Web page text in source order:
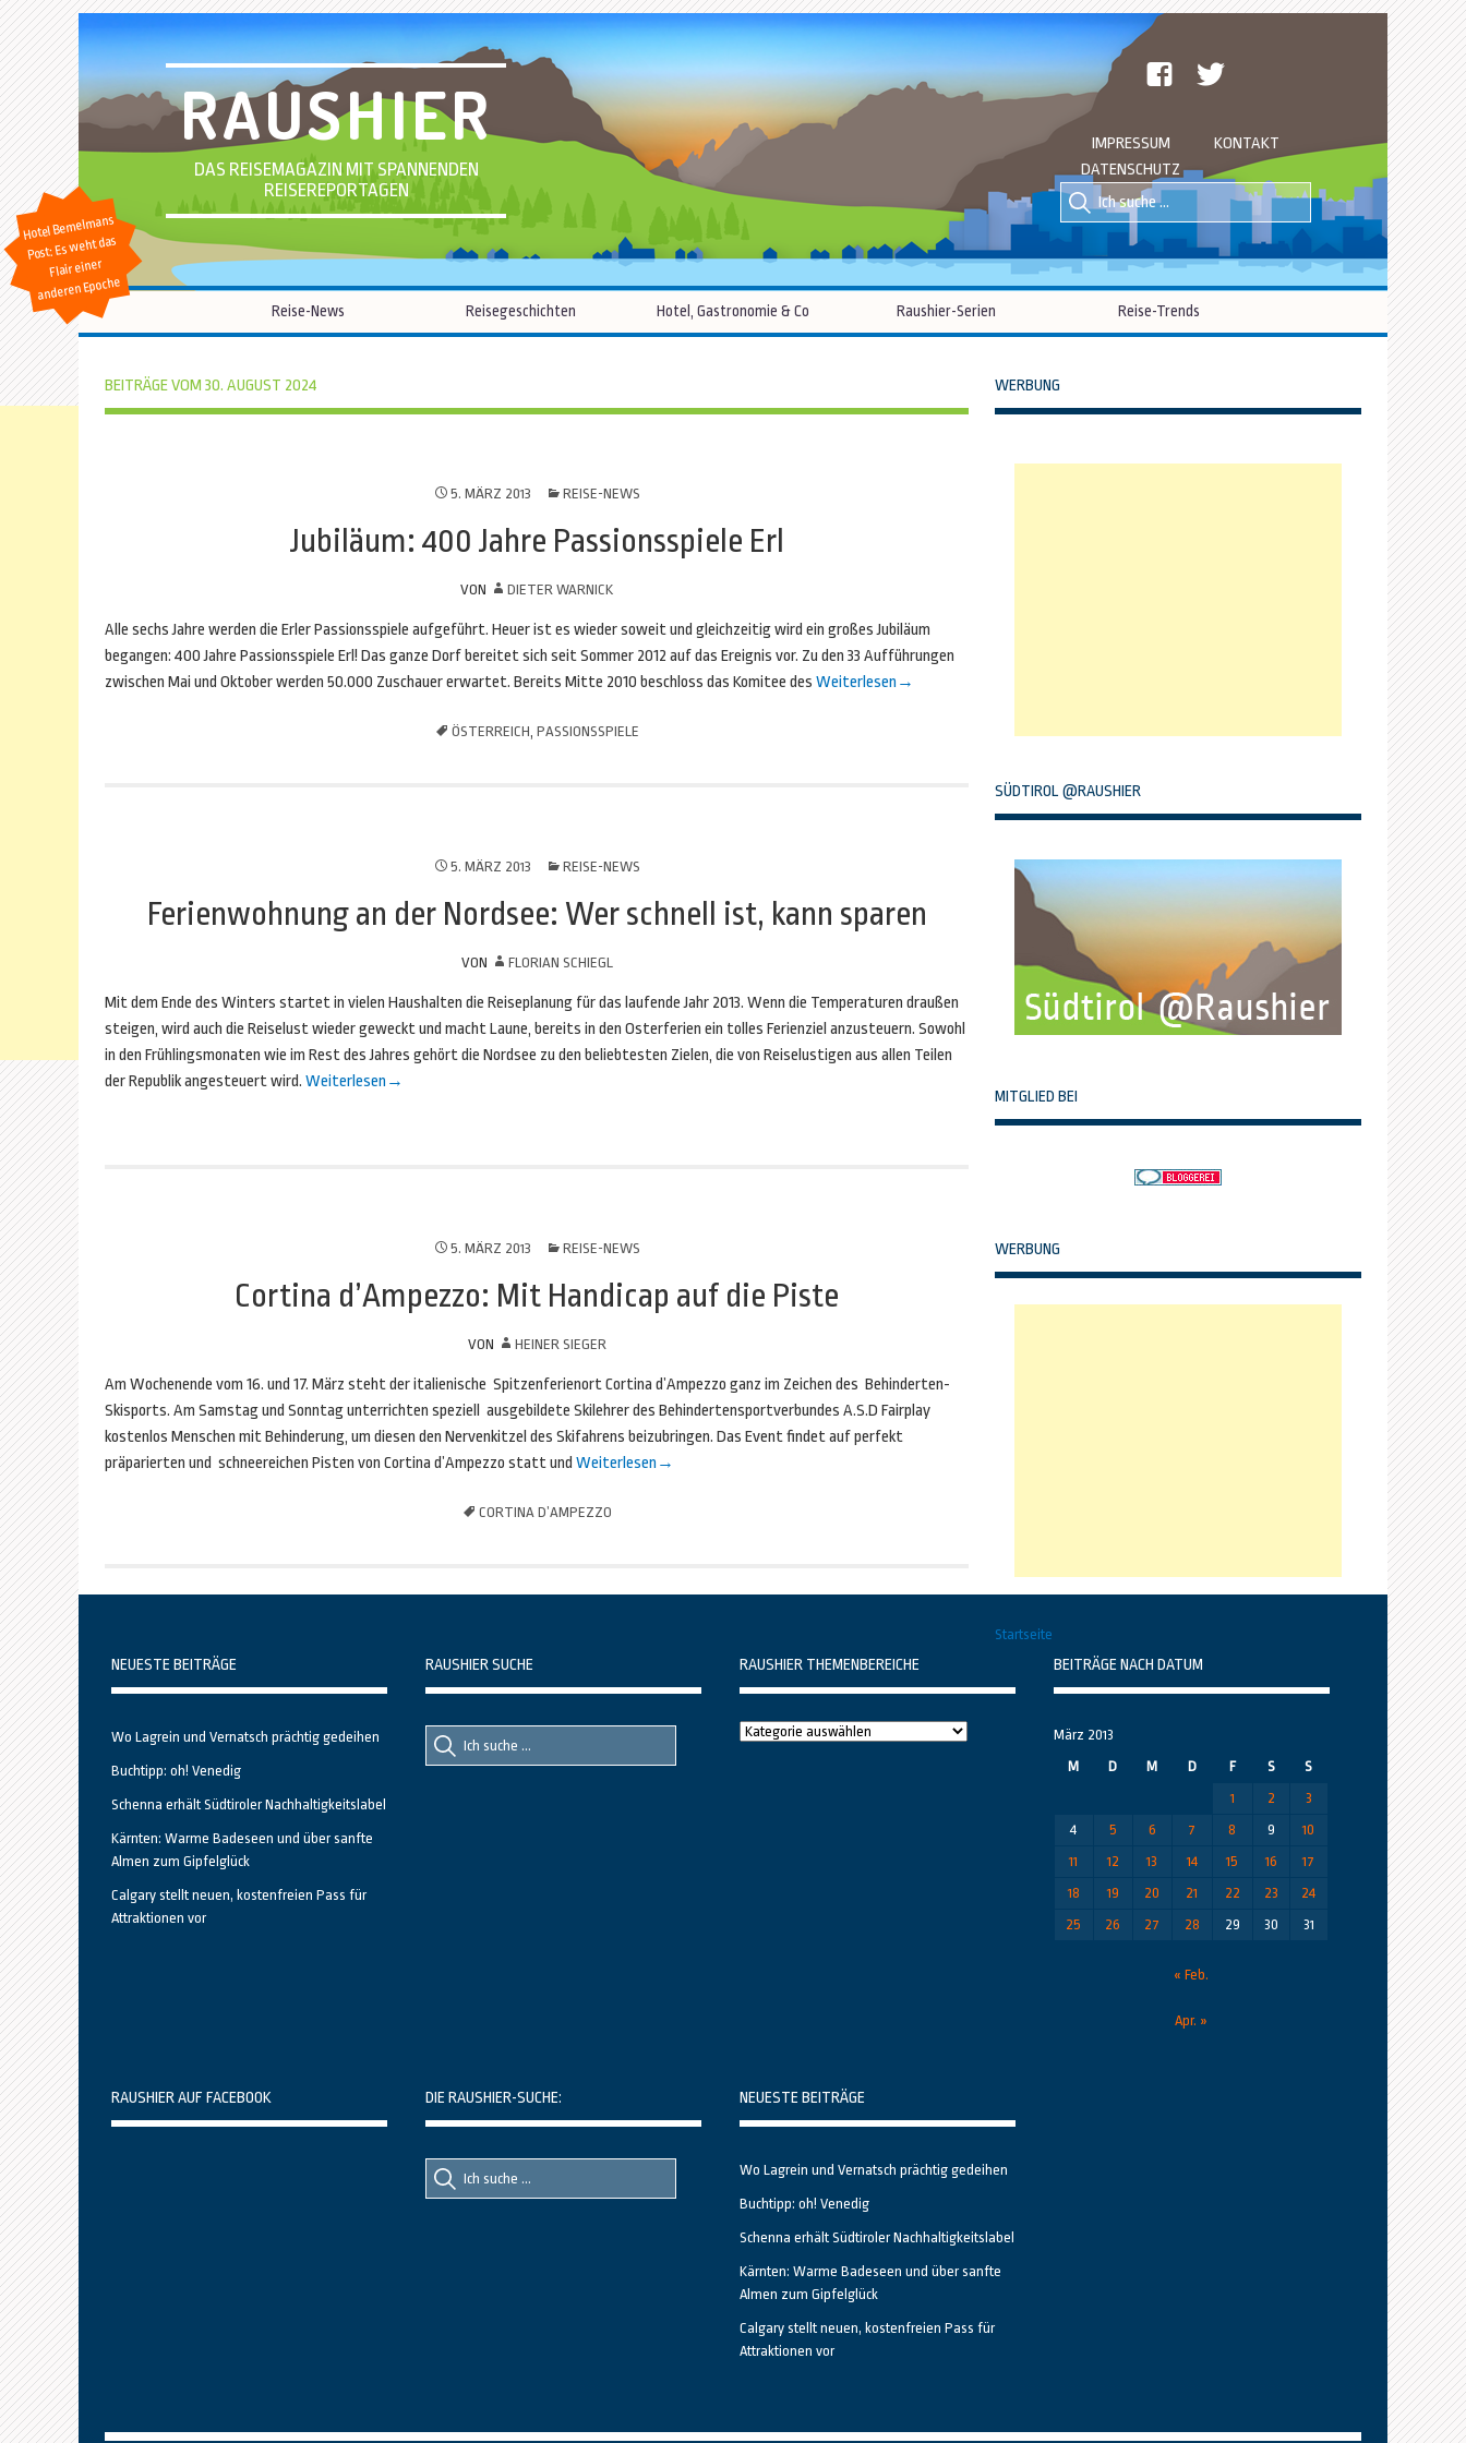
RAUSHIER
DAS REISEMAGAZIN MIT SPANNENDEN
REISEREPORTAGEN
facebook
IMPRESSUM
KONTAKT
DATENSCHUTZ
Suche
nach::
Suche
nach:
Hotel Bemelmans
Post: Es weht das
Flair einer
anderen Epoche
Reise-News Reisegeschichten Hotel, Gastronomie & Co Raushier-Serien Reise-Trends
BEITRÄGE VOM 30. AUGUST 2024
5. MÄRZ 2013 REISE-NEWS
Jubiläum: 400 Jahre Passionsspiele Erl
VON DIETER WARNICK
Alle sechs Jahre werden die Erler Passionsspiele aufgeführt. Heuer ist es wieder soweit und gleichzeitig wird ein großes Jubiläum
begangen: 400 Jahre Passionsspiele Erl! Das ganze Dorf bereitet sich seit Sommer 2012 auf das Ereignis vor. Zu den 33 Aufführungen
zwischen Mai und Oktober werden 50.000 Zuschauer erwartet. Bereits Mitte 2010 beschloss das Komitee des Weiterlesen →
ÖSTERREICH, PASSIONSSPIELE
5. MÄRZ 2013 REISE-NEWS
Ferienwohnung an der Nordsee: Wer schnell ist, kann sparen
VON FLORIAN SCHIEGL
Mit dem Ende des Winters startet in vielen Haushalten die Reiseplanung für das laufende Jahr 2013. Wenn die Temperaturen draußen
steigen, wird auch die Reiselust wieder geweckt und macht Laune, bereits in den Osterferien ein tolles Ferienziel anzusteuern. Sowohl
in den Frühlingsmonaten wie im Rest des Jahres gehört die Nordsee zu den beliebtesten Zielen, die von Reiselustigen aus allen Teilen
der Republik angesteuert wird. Weiterlesen →
5. MÄRZ 2013 REISE-NEWS
Cortina d’Ampezzo: Mit Handicap auf die Piste
VON HEINER SIEGER
Am Wochenende vom 16. und 17. März steht der italienische Spitzenferienort Cortina d’Ampezzo ganz im Zeichen des Behinderten-
Skisports. Am Samstag und Sonntag unterrichten speziell ausgebildete Skilehrer des Behindertensportverbundes A.S.D Fairplay
kostenlos Menschen mit Behinderung, um diesen den Nervenkitzel des Skifahrens beizubringen. Das Event findet auf perfekt
präparierten und schneereichen Pisten von Cortina d’Ampezzo statt und Weiterlesen →
CORTINA D’AMPEZZO
WERBUNG
SÜDTIROL @RAUSHIER
MITGLIED BEI
WERBUNG
Startseite
NEUESTE BEITRÄGE
Wo Lagrein und Vernatsch prächtig gedeihen
Buchtipp: oh! Venedig
Schenna erhält Südtiroler Nachhaltigkeitslabel
Kärnten: Warme Badeseen und über sanfte
Almen zum Gipfelglück
Calgary stellt neuen, kostenfreien Pass für
Attraktionen vor
RAUSHIER SUCHE
Suche
nach::
Suche
nach:
RAUSHIER THEMENBEREICHE
Raushier
BEITRÄGE NACH DATUM
März 2013
M
D M D F S
S
1
2
3
4
5 6 7 8 9
10
11
12 13 14 15 16
17
18
19 20 21 22 23
24
25
26 27 28 29 30 31
« Feb.
Apr. »
RAUSHIER AUF FACEBOOK DIE RAUSHIER-SUCHE:
Suche
nach::
Suche
nach:
NEUESTE BEITRÄGE
Wo Lagrein und Vernatsch prächtig gedeihen
Buchtipp: oh! Venedig
Schenna erhält Südtiroler Nachhaltigkeitslabel
Kärnten: Warme Badeseen und über sanfte
Almen zum Gipfelglück
Calgary stellt neuen, kostenfreien Pass für
Attraktionen vor